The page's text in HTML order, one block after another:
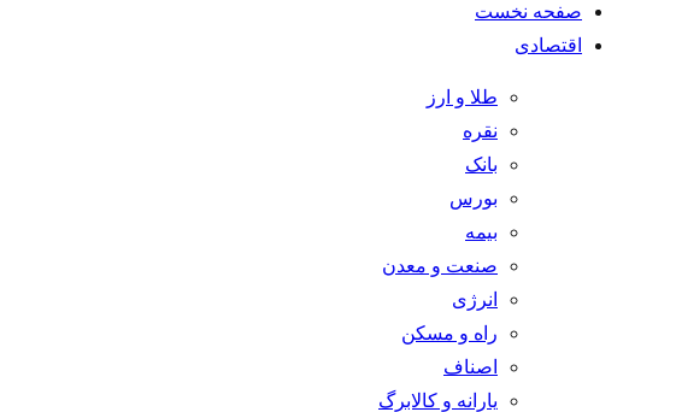
صفحه نخست
اقتصادی
طلا و ارز
نقره
بانک
بورس
بیمه
صنعت و معدن
انرژی
راه و مسکن
اصناف
یارانه و کالابرگ